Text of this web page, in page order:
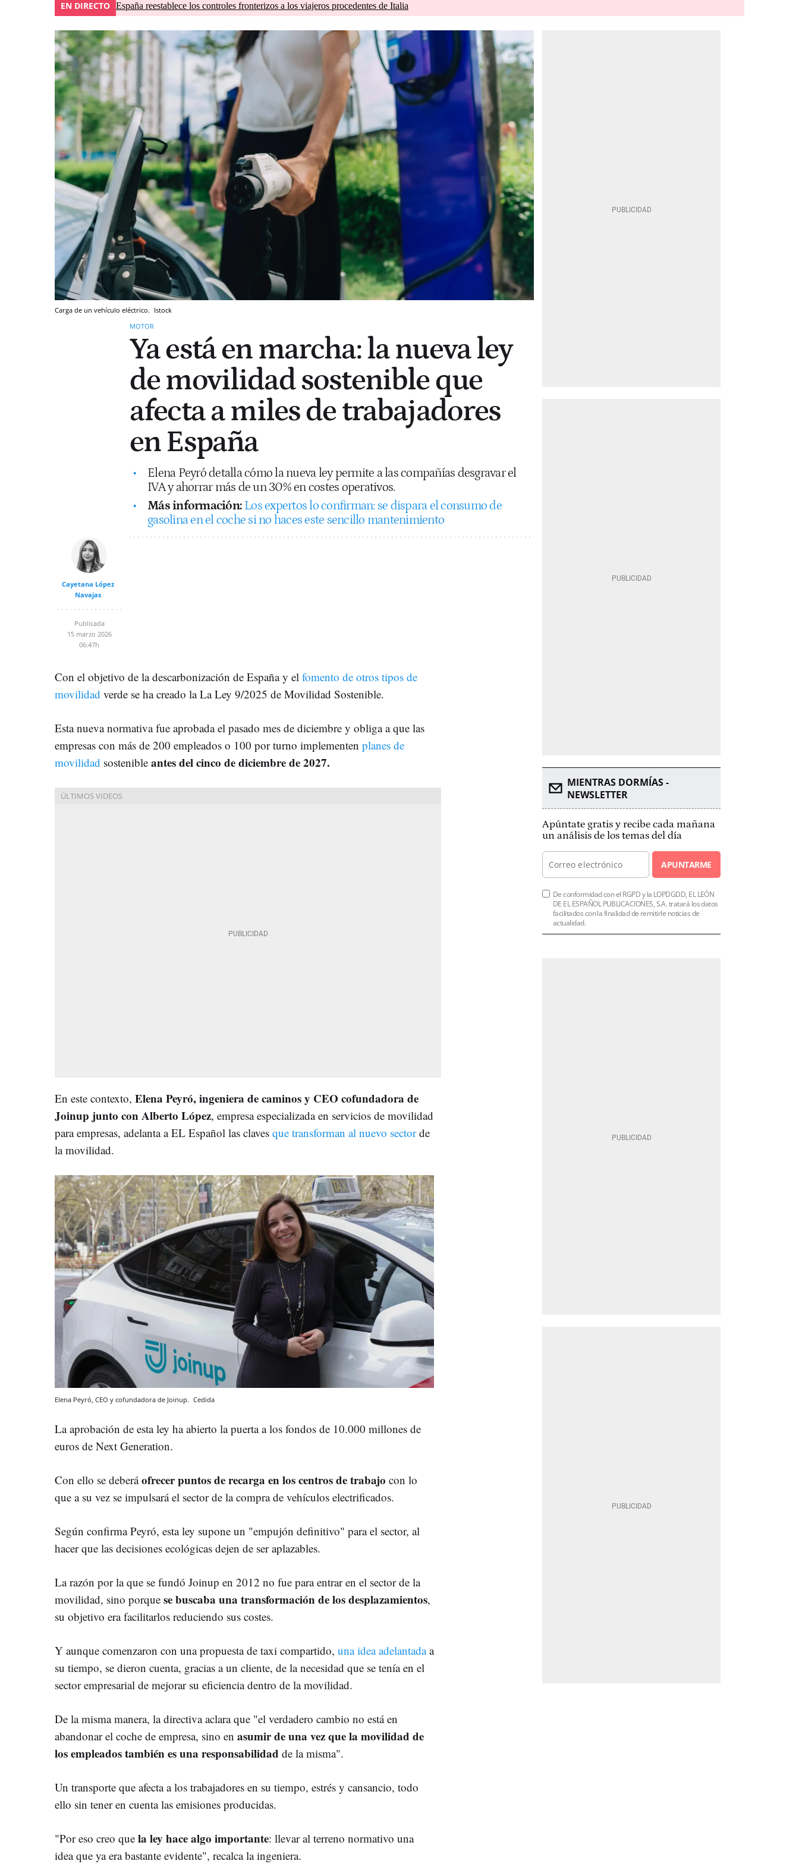
EN DIRECTO España reestablece los controles fronterizos a los viajeros procedentes de Italia
Carga de un vehículo eléctrico. Istock
MOTOR
Ya está en marcha: la nueva ley
de movilidad sostenible que
afecta a miles de trabajadores
en España
Elena Peyró detalla cómo la nueva ley permite a las compañías desgravar el
IVA y ahorrar más de un 30% en costes operativos.
Más información: Los expertos lo confirman: se dispara el consumo de
gasolina en el coche si no haces este sencillo mantenimiento
Cayetana López
Navajas
Publicada
15 marzo 2026
06:47h
Con el objetivo de la descarbonización de España y el fomento de otros tipos de
movilidad verde se ha creado laLa Ley 9/2025 de Movilidad Sostenible.
Esta nueva normativa fue aprobada el pasado mes de diciembre y obliga a que las
empresas con más de 200 empleados o 100 por turno implementen planes de
movilidad sostenible antes del cinco de diciembre de 2027.
En este contexto, Elena Peyró, ingeniera de caminos y CEO cofundadora de
Joinup junto con Alberto López, empresa especializada en servicios de movilidad
para empresas, adelanta a EL Español las claves que transforman al nuevo sectorde
la movilidad.
Elena Peyró, CEO y cofundadora de Joinup. Cedida
La aprobación de esta ley ha abierto la puerta a los fondos de 10.000 millones de
euros de Next Generation.
Con ello se deberáofrecer puntos de recarga en los centros de trabajo con lo
que a su vez se impulsará el sector de la compra de vehículos electrificados.
Según confirma Peyró, esta ley supone un "empujón definitivo" para el sector, al
hacer que las decisiones ecológicas dejen de ser aplazables.
La razón por la que se fundó Joinup en 2012 no fue para entrar en el sector de la
movilidad, sino porque se buscaba una transformación de los desplazamientos,
su objetivo era facilitarlos reduciendo sus costes.
Y aunque comenzaron con una propuesta de taxi compartido, una idea adelantadaa
su tiempo, se dieron cuenta, gracias a un cliente, de la necesidad que se tenía en el
sector empresarial de mejorar su eficiencia dentro de la movilidad.
De la misma manera, la directiva aclara que "el verdadero cambio no está en
abandonar el coche de empresa, sino en asumir de una vez que la movilidad de
los empleados también es una responsabilidad de la misma".
Un transporte que afecta a los trabajadores en su tiempo, estrés y cansancio, todo
ello sin tener en cuenta las emisiones producidas.
"Por eso creo que la ley hace algo importante: llevar al terreno normativo una
idea que ya era bastante evidente", recalca la ingeniera.
MIENTRAS DORMÍAS -
NEWSLETTER
Apúntate gratis y recibe cada mañana
un análisis de los temas del día
APUNTARME
De conformidad con el RGPD y la LOPDGDD, EL LEÓN
DE EL ESPAÑOL PUBLICACIONES, S.A. tratará los datos
facilitados con la finalidad de remitirle noticias de
actualidad.